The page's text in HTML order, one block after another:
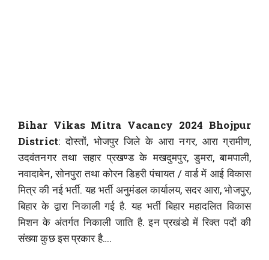
Bihar Vikas Mitra Vacancy 2024 Bhojpur
District: दोस्तों, भोजपुर जिले के आरा नगर, आरा ग्रामीण,
उदवंतनगर तथा सहार प्रखण्ड के मखदुमपुर, डुमरा, बामपाली,
नवादाबेन, सोनपुरा तथा कोरन डिहरी पंचायत / वार्ड में आई विकास
मित्र की नई भर्ती. यह भर्ती अनुमंडल कार्यालय, सदर आरा, भोजपुर,
बिहार के द्वारा निकाली गई है. यह भर्ती बिहार महादलित विकास
मिशन के अंतर्गत निकाली जाति है. इन प्रखंडो में रिक्त पदों की
संख्या कुछ इस प्रकार है….